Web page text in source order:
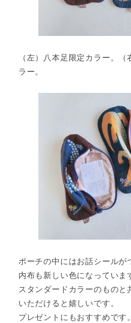
（左）八本足限定カラー。
ラー。
ポーチの中にはお話シールが
内布も新しい色になっていま
スタンダードカラーのものと
いただけると嬉しいです。
プレゼントにもおすすめです。